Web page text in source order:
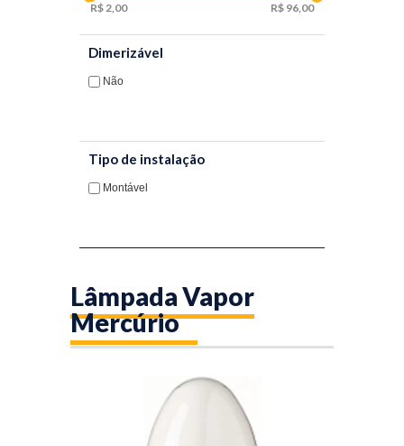
2,00 96,00
Dimerizável
Não
Tipo de instalação
Montável
Lâmpada Vapor
Mercúrio